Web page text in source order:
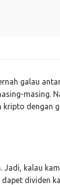
galau
masing.
dengan
Jadi, kalau
dividen